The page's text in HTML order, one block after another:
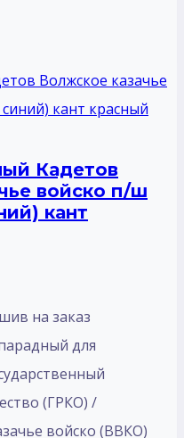
Кадетов
войско п/ш
кант
на заказ
для
(ГРКО) /
войско (ВВКО)